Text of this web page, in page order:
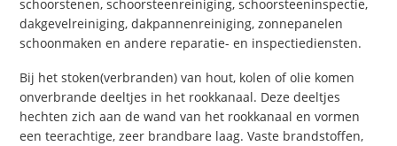
schoorstenen, schoorsteenreiniging, schoorsteeninspectie,
dakgevelreiniging, dakpannenreiniging, zonnepanelen
schoonmaken en andere reparatie- en inspectiediensten.
Bij het stoken(verbranden) van hout, kolen of olie komen
onverbrande deeltjes in het rookkanaal. Deze deeltjes
hechten zich aan de wand van het rookkanaal en vormen
een teerachtige, zeer brandbare laag. Vaste brandstoffen,